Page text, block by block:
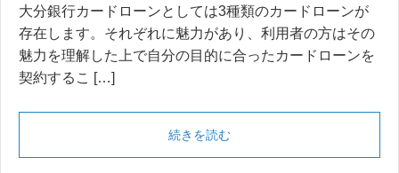
大分銀行カードローンとしては3種類のカードローンが
存在します。それぞれに魅力があり、利用者の方はその
魅力を理解した上で自分の目的に合ったカードローンを
契約するこ […]
続きを読む